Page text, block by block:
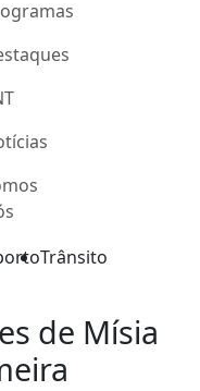
Trânsito
de Mísia